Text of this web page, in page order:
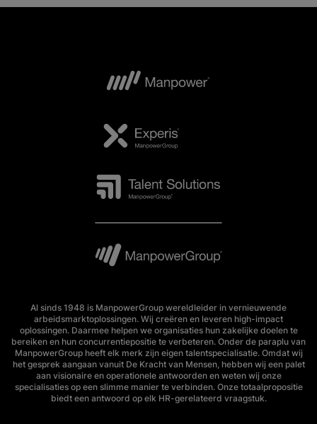
Al sinds 1948 is ManpowerGroup wereldleider in vernieuwende
arbeidsmarktoplossingen. Wij creëren en leveren high-impact
oplossingen. Daarmee helpen we organisaties hun zakelijke doelen te
bereiken en hun concurrentiepositie te verbeteren. Onder de paraplu van
ManpowerGroup heeft elk merk zijn eigen talentspecialisatie. Omdat wij
het gesprek aangaan vanuit De Kracht van Mensen, hebben wij een palet
aan visionaire en operationele antwoorden en weten wij onze
specialisaties op een slimme manier te verbinden. Onze totaalpropositie
biedt een antwoord op elk HR-gerelateerd vraagstuk.